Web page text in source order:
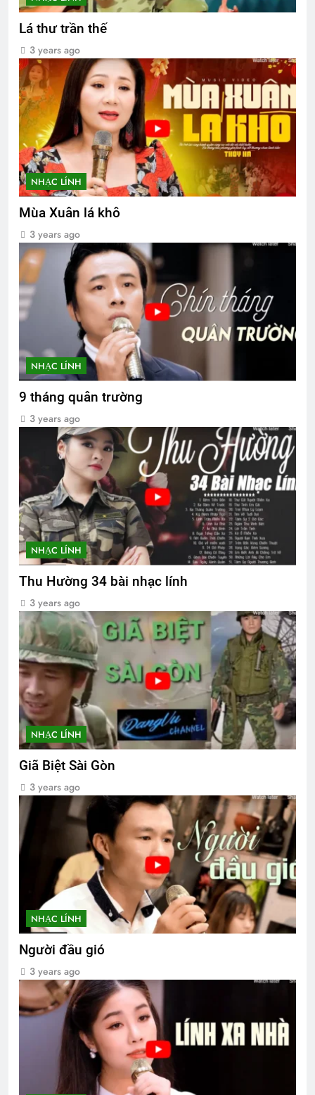
Lá thư trần thế
3 years ago
NHẠC LÍNH
Mùa Xuân lá khô
3 years ago
NHẠC LÍNH
9 tháng quân trường
3 years ago
NHẠC LÍNH
Thu Hường 34 bài nhạc lính
3 years ago
NHẠC LÍNH
Giã Biệt Sài Gòn
3 years ago
NHẠC LÍNH
Người đầu gió
3 years ago